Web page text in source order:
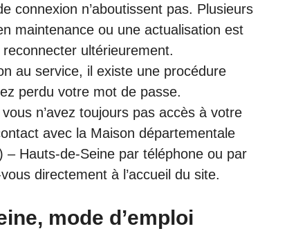
connexion n’aboutissent pas. Plusieurs
maintenance ou une actualisation est
ultérieurement.
au service, il existe une procédure
perdu votre mot de passe.
n’avez toujours pas accès à votre
avec la Maison départementale
Hauts-de-Seine par téléphone ou par
directement à l’accueil du site.
mode d’emploi